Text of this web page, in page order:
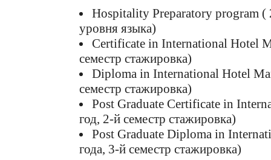
Hospitality Preparatory program (
уровня языка)
Certificate in International Hotel
семестр стажировка)
Diploma in International Hotel
семестр стажировка)
Post Graduate Certificate in
год, 2-й семестр стажировка)
Post Graduate Diploma in
года, 3-й семестр стажировка)